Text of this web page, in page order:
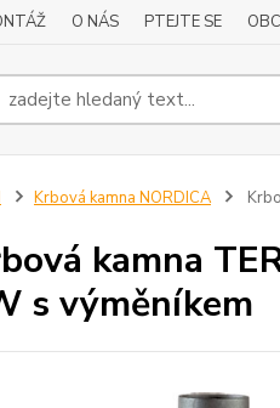
O NÁS PTEJTE SE
Krbová kamna NORDICA
kamna
s výměníkem